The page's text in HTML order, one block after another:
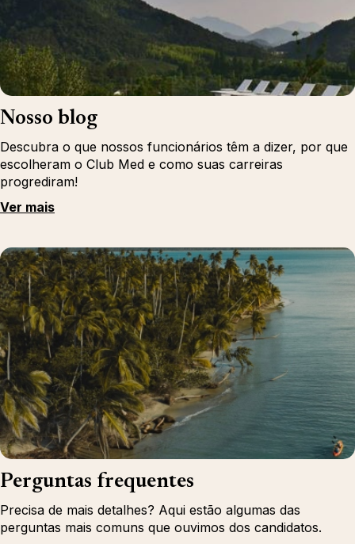
Nosso blog
Descubra o que nossos funcionários têm a dizer, por que
escolheram o Club Med e como suas carreiras
progrediram!
Ver mais
Perguntas frequentes
Precisa de mais detalhes? Aqui estão algumas das
perguntas mais comuns que ouvimos dos candidatos.